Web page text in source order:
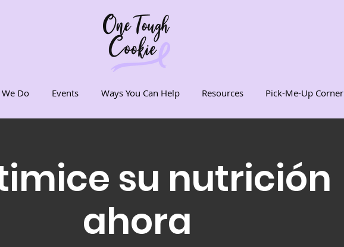
Do Events Ways You Can Help Resources Pick-Me-Up Corner
su nutrición
ahora